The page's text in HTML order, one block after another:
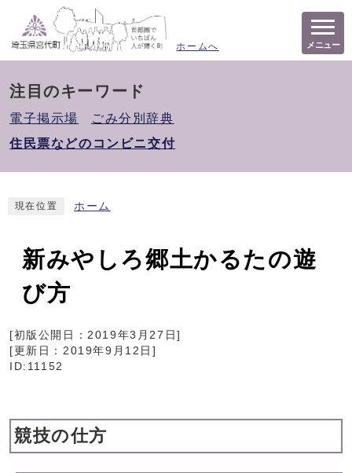
ホームへ メニュー
注目のキーワード
電子掲示場
ごみ分別辞典
住民票などのコンビニ交付
現在位置 ホーム
新みやしろ郷土かるたの遊
び方
[初版公開日：2019年3月27日]
[更新日： 2019年9月12日 ]
ID:11152
競技の仕方